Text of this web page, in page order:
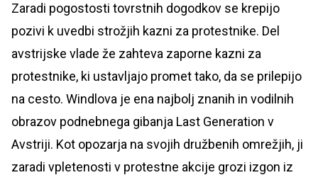
Zaradi pogostosti tovrstnih dogodkov se krepijo
pozivi k uvedbi strožjih kazni za protestnike. Del
avstrijske vlade že zahteva zaporne kazni za
protestnike, ki ustavljajo promet tako, da se prilepijo
na cesto. Windlova je ena najbolj znanih in vodilnih
obrazov podnebnega gibanja Last Generation v
Avstriji. Kot opozarja na svojih družbenih omrežjih, ji
zaradi vpletenosti v protestne akcije grozi izgon iz